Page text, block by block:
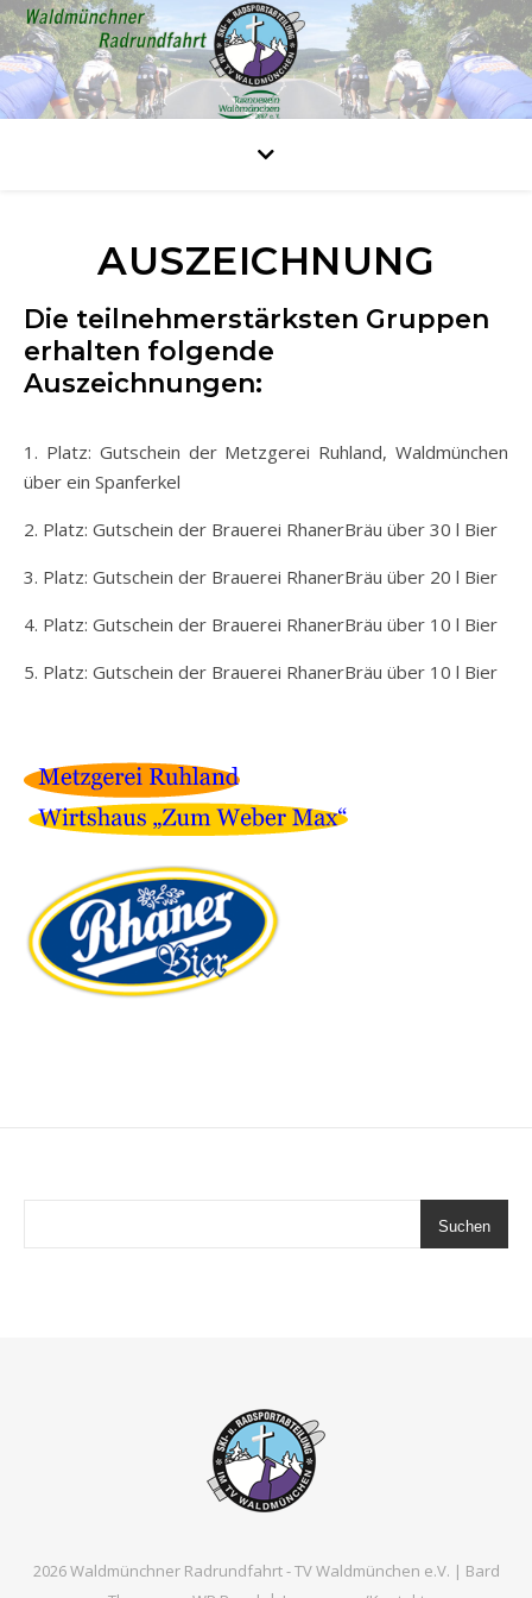
AUSZEICHNUNG
Die teilnehmerstärksten Gruppen
erhalten folgende
Auszeichnungen:
1. Platz: Gutschein der Metzgerei Ruhland, Waldmünchen
über ein Spanferkel
2. Platz: Gutschein der Brauerei RhanerBräu über 30 l Bier
3. Platz: Gutschein der Brauerei RhanerBräu über 20 l Bier
4. Platz: Gutschein der Brauerei RhanerBräu über 10 l Bier
5. Platz: Gutschein der Brauerei RhanerBräu über 10 l Bier
Suchen
2026 Waldmünchner Radrundfahrt - TV Waldmünchen e.V. | Bard